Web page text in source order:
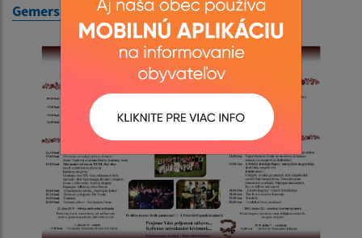
Gemerské tradície a zvyky - plagát